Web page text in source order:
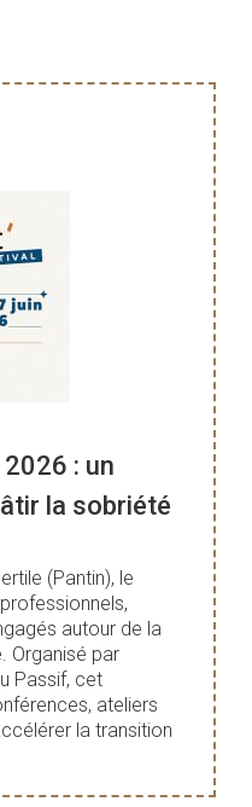
: un
la sobriété
(Pantin), le
autour de la
Organisé par
Passif, cet
ateliers
la transition